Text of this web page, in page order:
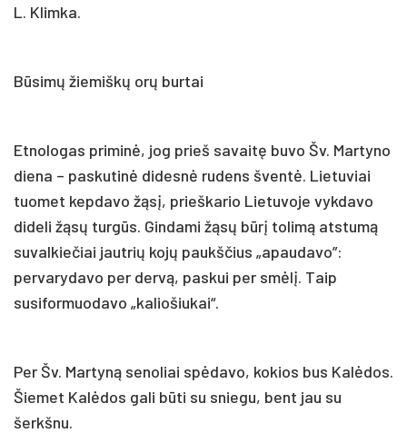
L. Klimka.
Būsimų žiemiškų orų burtai
Etnologas priminė, jog prieš savaitę buvo Šv. Martyno
diena – paskutinė didesnė rudens šventė. Lietuviai
tuomet kepdavo žąsį, prieškario Lietuvoje vykdavo
dideli žąsų turgūs. Gindami žąsų būrį tolimą atstumą
suvalkiečiai jautrių kojų paukščius „apaudavo”:
pervarydavo per dervą, paskui per smėlį. Taip
susiformuodavo „kaliošiukai“.
Per Šv. Martyną senoliai spėdavo, kokios bus Kalėdos.
Šiemet Kalėdos gali būti su sniegu, bent jau su
šerkšnu.